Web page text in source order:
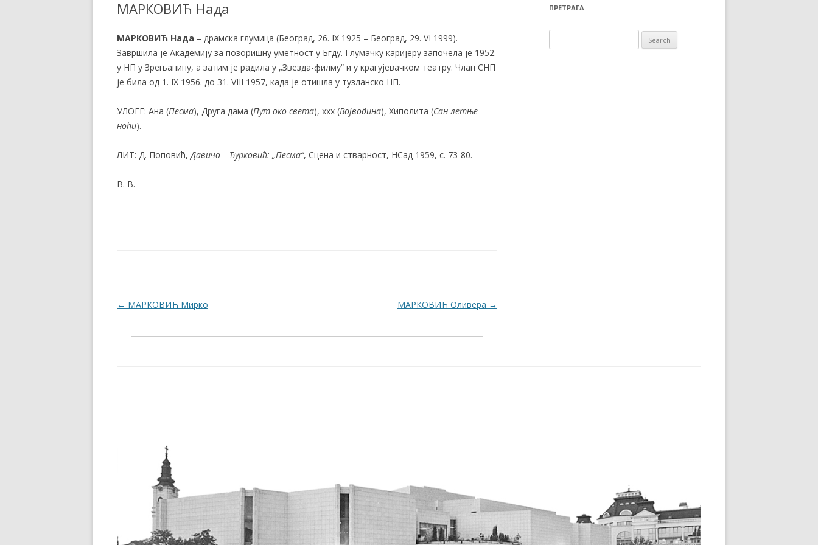
МАРКОВИЋ Нада
МАРКОВИЋ Нада – драмска глумица (Београд, 26. IX 1925 – Београд, 29. VI 1999).
Завршила је Академију за позоришну уметност у Бгду. Глумачку каријеру започела је 1952.
у НП у Зрењанину, а затим је радила у „Звезда-филму“ и у крагујевачком театру. Члан СНП
је била од 1. IX 1956. до 31. VIII 1957, када је отишла у тузланско НП.
УЛОГЕ: Ана (Песма), Друга дама (Пут око света), xxx (Војводина), Хиполита (Сан летње
ноћи).
ЛИТ: Д. Поповић,Давичо – Ђурковић: „Песма“, Сцена и стварност, НСад 1959, с. 73-80.
В. В.
Post navigation
← МАРКОВИЋ Мирко МАРКОВИЋ Оливера →
ПРЕТРАГА